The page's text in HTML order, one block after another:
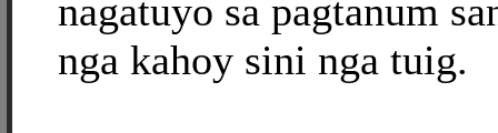
nagatuyo sa pagtanum
nga kahoy sini nga tuig.